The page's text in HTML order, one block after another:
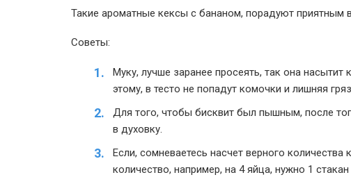
Такие ароматные кексы с бананом, порадуют приятным
Советы:
Муку, лучше заранее просеять, так она
этому, в тесто не попадут комочки и лишняя
Для того, чтобы бисквит был пышным, после
в духовку.
Если, сомневаетесь насчет верного
количество, например, на 4 яйца, нужно 1